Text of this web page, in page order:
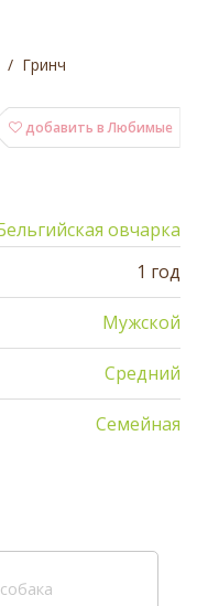
Гринч
добавить в Любимые
овчарка
1 год
Мужской
Средний
Семейная